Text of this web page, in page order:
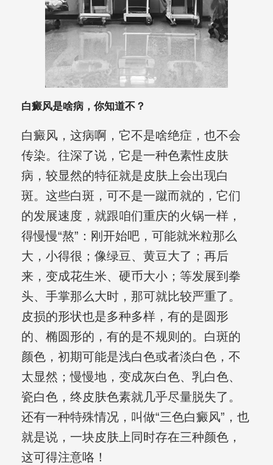
白癜风是啥病，你知道不？
白癜风，这病啊，它不是啥绝症，也不会
传染。往深了说，它是一种色素性皮肤
病，较显然的特征就是皮肤上会出现白
斑。这些白斑，可不是一蹴而就的，它们
的发展速度，就跟咱们重庆的火锅一样，
得慢慢“熬”：刚开始吧，可能就米粒那么
大，小得很；像绿豆、黄豆大了；再后
来，变成花生米、硬币大小；等发展到拳
头、手掌那么大时，那可就比较严重了。
皮损的形状也是多种多样，有的是圆形
的、椭圆形的，有的是不规则的。白斑的
颜色，初期可能是浅白色或者淡白色，不
太显然；慢慢地，变成灰白色、乳白色、
瓷白色，终皮肤色素就几乎尽量脱失了。
还有一种特殊情况，叫做“三色白癜风”，也
就是说，一块皮肤上同时存在三种颜色，
这可得注意咯！